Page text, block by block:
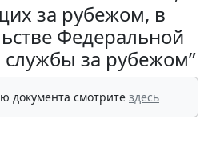
за рубежом, в
Федеральной
за рубежом”
документа смотрите здесь